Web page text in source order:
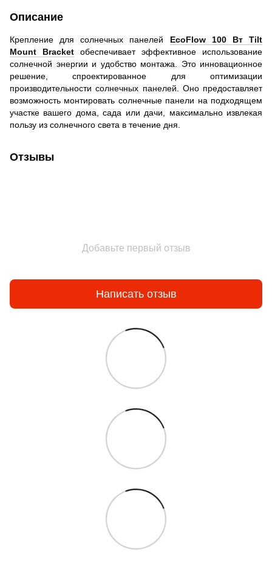
Описание
Крепление для солнечных панелей EcoFlow 100 Вт Tilt
Mount Bracket обеспечивает эффективное использование
солнечной энергии и удобство монтажа. Это инновационное
решение, спроектированное для оптимизации
производительности солнечных панелей. Оно предоставляет
возможность монтировать солнечные панели на подходящем
участке вашего дома, сада или дачи, максимально извлекая
пользу из солнечного света в течение дня.
Отзывы
Добавьте первый отзыв
Написать отзыв